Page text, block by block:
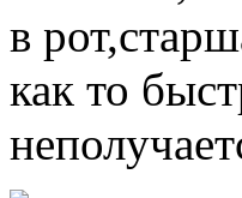
в
как то